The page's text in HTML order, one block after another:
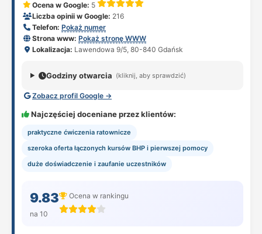
Ocena w Google: 5
Liczba opinii w Google: 216
Telefon: Pokaż numer
Strona www: Pokaż stronę WWW
Lokalizacja: Lawendowa 9/5, 80-840 Gdańsk
Godziny otwarcia (kliknij, aby sprawdzić)
Zobacz profil Google →
Najczęściej doceniane przez klientów:
praktyczne ćwiczenia ratownicze
szeroka oferta łączonych kursów BHP i pierwszej pomocy
duże doświadczenie i zaufanie uczestników
9.83
na 10
Ocena w rankingu